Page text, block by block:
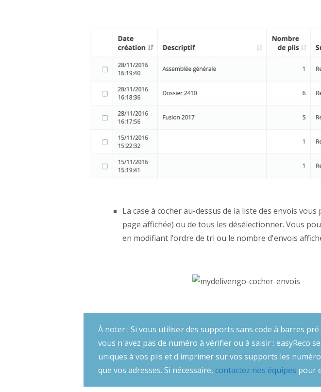
La case à cocher au-dessus de la liste des envois
page affichée) ou de tous les désélectionner. Vous
en modifiant l’ordre de tri ou le nombre d'envois
À noter : Si vous utilisez des supports sans code à barres
vous n'avez pas de numéro à vérifier ou à saisir : easyReco
uniques à vos plis et d'imprimer sur vos supports les
que vos adresses. Si nécessaire, contactez nos équipes pour